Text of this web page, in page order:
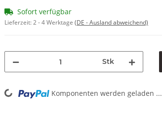
Sofort verfügbar
Lieferzeit:2 - 4 Werktage (DE - Ausland abweichend)
Stk
Loading... Komponenten werden geladen ...